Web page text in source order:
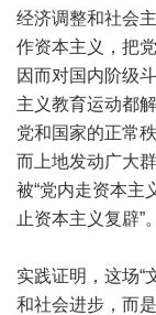
经济调整和社会
作资本主义，把
因而对国内阶级
主义教育运动都
党和国家的正常
而上地发动广大
被“党内走资本主
止资本主义复辟”。
实践证明，这场“
和社会进步，而